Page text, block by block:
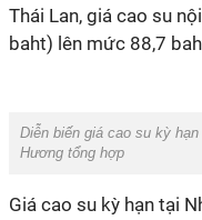
Thái Lan, giá cao su
baht) lên mức 88,7
Diễn biến giá cao su kỳ
Hương tổng hợp
Giá cao su kỳ hạn tại